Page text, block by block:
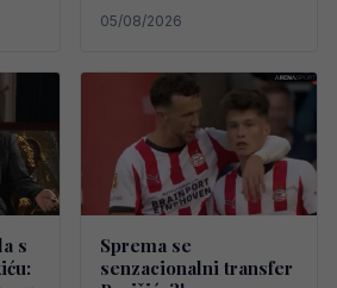
05/08/2026
s
Sprema se
senzacionalni transfer